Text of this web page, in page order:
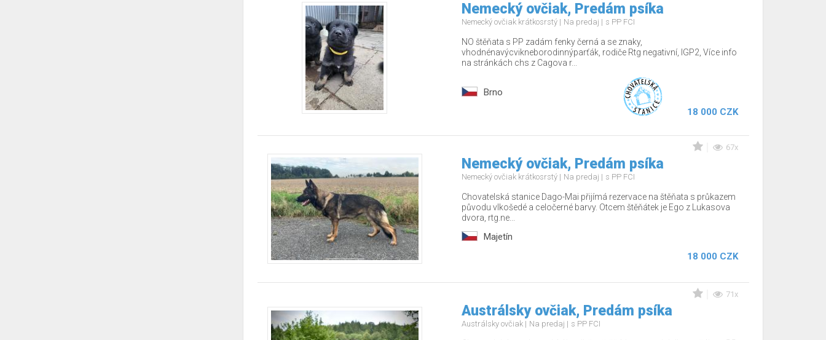
Nemecký ovčiak, Predám psíka
Nemecký ovčiak krátkosrstý Na predaj s PP FCI
NO štěňata s PP zadám fenky černá a se znaky,
vhodnénavýcvikneborodinnýparťák, rodiče Rtg negativní, IGP2, Více info
na stránkách chs z Cagova r...
Brno
18 000 CZK
67x
Nemecký ovčiak, Predám psíka
Nemecký ovčiak krátkosrstý Na predaj s PP FCI
Chovatelská stanice Dago-Mai přijímá rezervace na štěňata s průkazem
původu vlkošedé a celočerné barvy. Otcem štěňátek je Ego z Lukasova
dvora, rtg.ne...
Majetín
18 000 CZK
71x
Austrálsky ovčiak, Predám psíka
Austrálsky ovčiak Na predaj s PP FCI